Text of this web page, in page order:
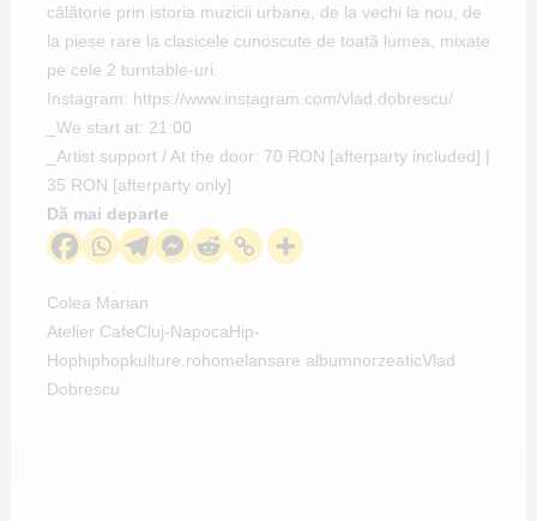
călătorie prin istoria muzicii urbane, de la vechi la nou, de
la piese rare la clasicele cunoscute de toată lumea, mixate
pe cele 2 turntable-uri.
Instagram: https://www.instagram.com/vlad.dobrescu/
_We start at: 21:00
_Artist support / At the door: 70 RON [afterparty included] |
35 RON [afterparty only]
Dă mai departe
Colea Marian
Atelier CafeCluj-NapocaHip-
Hophiphopkulture.rohomelansare albumnorzeaticVlad
Dobrescu